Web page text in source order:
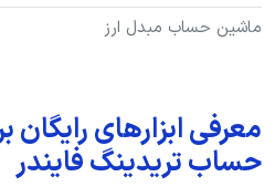
ماشین حساب مبدل ارز
معرفی ابزارهای رایگان
حساب تریدینگ فایندر